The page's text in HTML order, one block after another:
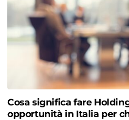
Cosa significa fare
opportunità in Italia per